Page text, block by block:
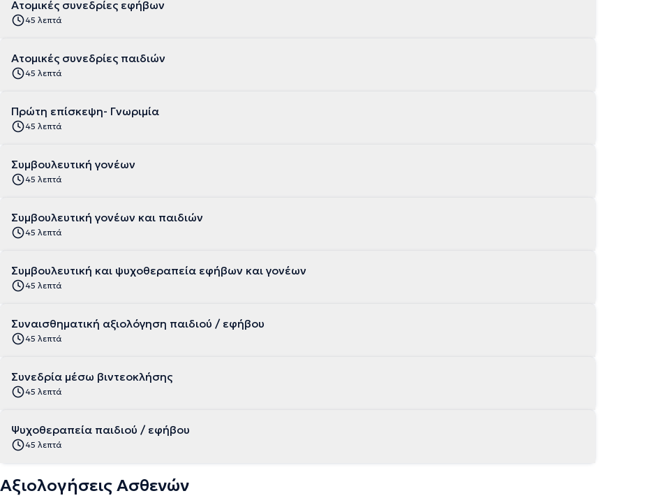
Ατομικές συνεδρίες εφήβων
45 λεπτά
Ατομικές συνεδρίες παιδιών
45 λεπτά
Πρώτη επίσκεψη- Γνωριμία
45 λεπτά
Συμβουλευτική γονέων
45 λεπτά
Συμβουλευτική γονέων και παιδιών
45 λεπτά
Συμβουλευτική και ψυχοθεραπεία εφήβων και γονέων
45 λεπτά
Συναισθηματική αξιολόγηση παιδιού / εφήβου
45 λεπτά
Συνεδρία μέσω βιντεοκλήσης
45 λεπτά
Ψυχοθεραπεία παιδιού / εφήβου
45 λεπτά
Αξιολογήσεις Ασθενών